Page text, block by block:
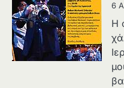
6
Η